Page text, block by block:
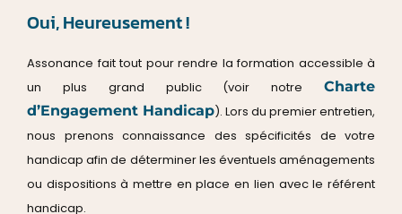
Oui, Heureusement !
Assonance fait tout pour rendre la formation accessible à
un plus grand public (voir notre Charte
d’Engagement Handicap). Lors du premier entretien,
nous prenons connaissance des spécificités de votre
handicap afin de déterminer les éventuels aménagements
ou dispositions à mettre en place en lien avec le référent
handicap.